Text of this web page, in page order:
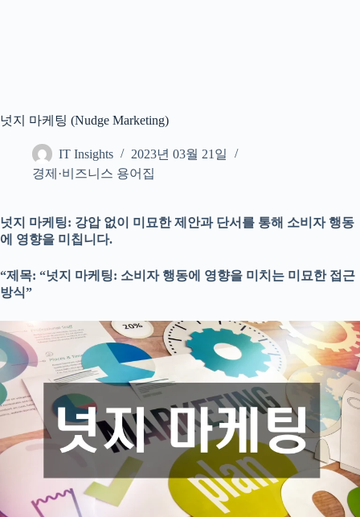
넛지 마케팅 (Nudge Marketing)
IT Insights
2023년 03월 21일
경제·비즈니스 용어집
넛지 마케팅: 강압 없이 미묘한 제안과 단서를 통해 소비자 행동
에 영향을 미칩니다.
“제목: “넛지 마케팅: 소비자 행동에 영향을 미치는 미묘한 접근
방식”